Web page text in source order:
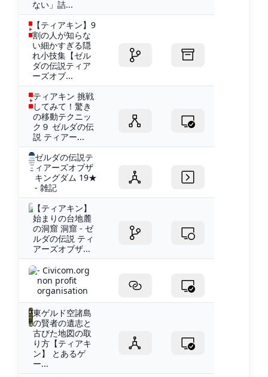
ない」詰...
【ティアキン】9
割の人が知らな
い細かすぎる隠
れ小技集【ゼル
ダの伝説ティア
ーズオブ...
ティアキン 挑戦
してみて！驚き
の移動テクニッ
ク９ ゼルダの伝
説 ティアー...
ゼルダの伝説テ
ィアーズオブザ
キングダム 19★
- 雑記
【ティアキン】
始まりの台地麓
の洞窟 洞窟 - ゼ
ルダの伝説 ティ
アーズオブザ...
- Civicom.org
non profit
organisation
東ゲルド空諸島
の賢者の遺志と
古びた地図の取
り方【ティアキ
ン】 とあるゲ
ー...